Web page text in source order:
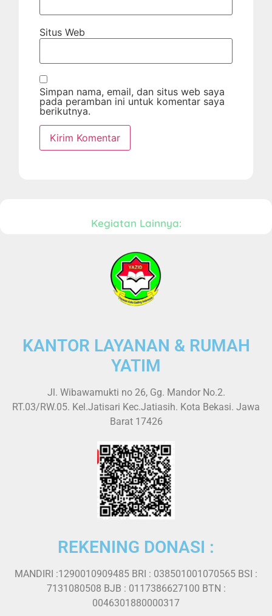
Situs Web
Simpan nama, email, dan situs web saya
pada peramban ini untuk komentar saya
berikutnya.
Kegiatan Lainnya:
KANTOR LAYANAN & RUMAH
YATIM
Jl. Wibawamukti no 26, Gg. Mandor No.2.
RT.03/RW.05. Kel.Jatisari Kec.Jatiasih. Kota Bekasi. Jawa
Barat 17426
REKENING DONASI :
MANDIRI :1290010909485 BRI : 038501001070565 BSI :
7131080508 BJB : 0117386627100 BTN :
0046301880000317